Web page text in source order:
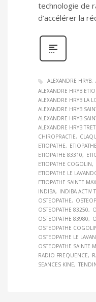
technologie de
d’accélérer la
ALEXANDRE HRYB
ALEXANDRE HRYB
ALEXANDRE HRYB LA
ALEXANDRE HRYB
ALEXANDRE HRYB
ALEXANDRE HRYB
CHIROPRACTIE
ETIOPATHE
ETIOPATHE 83310
ETIOPATHE COGOLIN
ETIOPATHE LE
ETIOPATHE SAINTE
INDIBA
INDIBA ACTIV
OSTEOPATHE
OSTEOPATHE 83250
OSTEOPATHE 83980
OSTEOPATHE
OSTEOPATHE LE
OSTEOPATHE SAINTE
RADIO FREQUENCE
SEANCES KINE